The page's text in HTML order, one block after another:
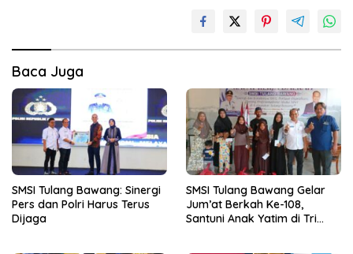
Baca Juga
SMSI Tulang Bawang: Sinergi
Pers dan Polri Harus Terus
Dijaga
SMSI Tulang Bawang Gelar
Jum’at Berkah Ke-108,
Santuni Anak Yatim di Tri